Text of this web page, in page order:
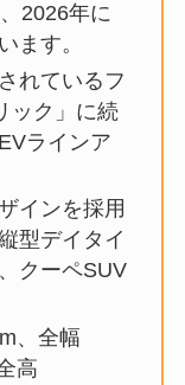
2026年に
ます。
れているフ
ック」に続
ラインア
インを採用
型デイタイ
クーペSUV
、全幅
高